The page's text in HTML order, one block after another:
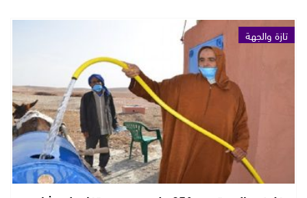
تازة والجهة